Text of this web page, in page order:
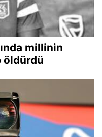
millinin
öldürdü